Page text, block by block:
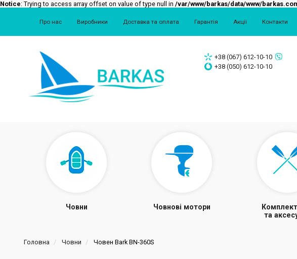
Notice: Trying to access array offset on value of type null in /var/www/barkas/data/www/
Про нас Виробники Доставка та оплата Гарантія Акції Контакти
+38 (067) 612-10-10
+38 (050) 612-10-10
Човни Човнові мотори
та
Головна Човни Човен Bark BN-360S